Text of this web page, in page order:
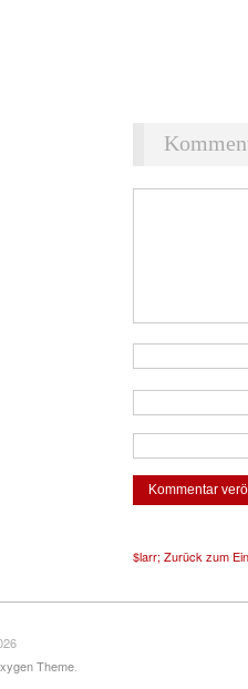
$larr; Zurück zum
Theme.